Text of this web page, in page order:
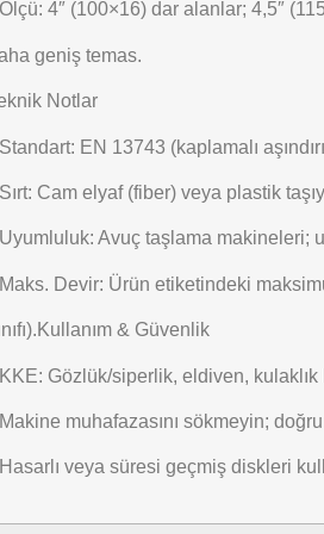
Ölçü: 4″ (100×16) dar alanlar; 4,5″
geniş temas.
Notlar
Standart: EN 13743 (kaplamalı
Sırt: Cam elyaf (fiber) veya plastik
Uyumluluk: Avuç taşlama makineleri;
Maks. Devir: Ürün etiketindeki
Kullanım & Güvenlik
KKE: Gözlük/siperlik, eldiven, kulaklık
Makine muhafazasını sökmeyin; doğru
Hasarlı veya süresi geçmiş diskleri